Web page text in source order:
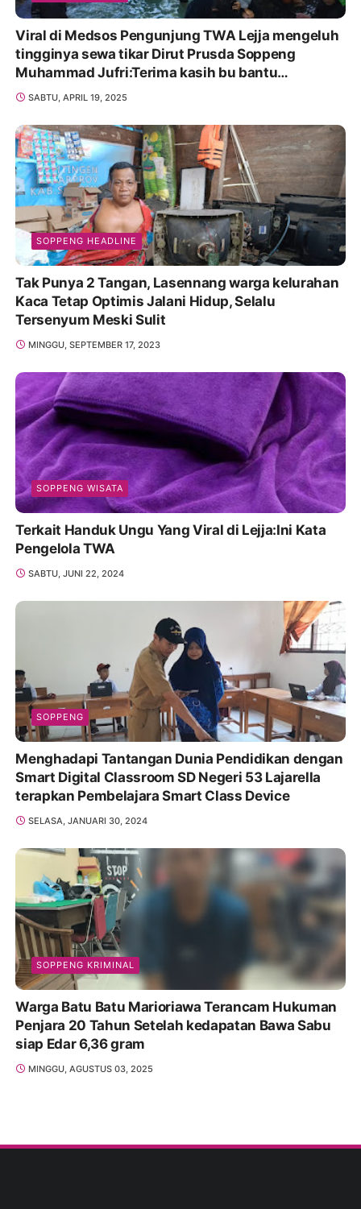
Viral di Medsos Pengunjung TWA Lejja mengeluh
tingginya sewa tikar Dirut Prusda Soppeng
Muhammad Jufri:Terima kasih bu bantu
Promosikan
SABTU, APRIL 19, 2025
SOPPENG HEADLINE
Tak Punya 2 Tangan, Lasennang warga kelurahan
Kaca Tetap Optimis Jalani Hidup, Selalu
Tersenyum Meski Sulit
MINGGU, SEPTEMBER 17, 2023
SOPPENG WISATA
Terkait Handuk Ungu Yang Viral di Lejja:Ini Kata
Pengelola TWA
SABTU, JUNI 22, 2024
SOPPENG
Menghadapi Tantangan Dunia Pendidikan dengan
Smart Digital Classroom SD Negeri 53 Lajarella
terapkan Pembelajara Smart Class Device
SELASA, JANUARI 30, 2024
SOPPENG KRIMINAL
Warga Batu Batu Marioriawa Terancam Hukuman
Penjara 20 Tahun Setelah kedapatan Bawa Sabu
siap Edar 6,36 gram
MINGGU, AGUSTUS 03, 2025